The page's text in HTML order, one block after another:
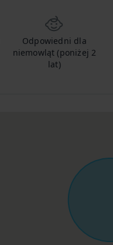
Odpowiedni dla
niemowląt (poniżej 2
lat)